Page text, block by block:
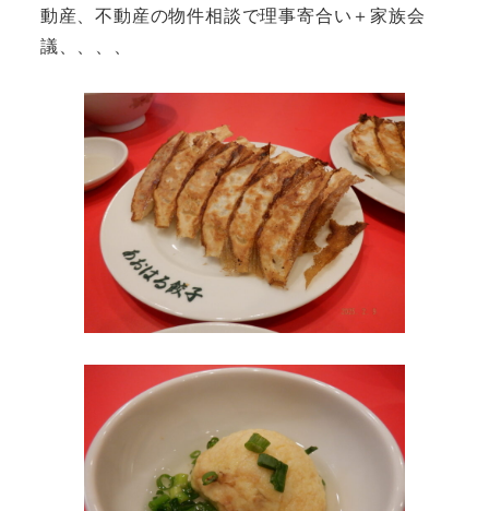
動産、不動産の物件相談で理事寄合い＋家族会
議、、、、